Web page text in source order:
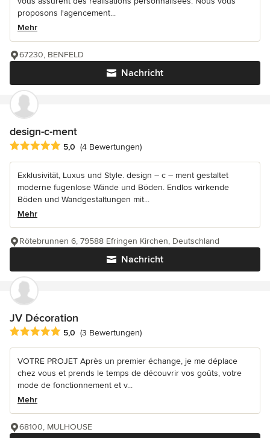
proposons l'agencement...
Mehr
Nachricht
67230, BENFELD
design-c-ment
Durchschnittliche Bewertung: 5 von 5 Sternen
5,0 (4 Bewertungen)
Exklusivität, Luxus und Style. design – c – ment gestaltet
moderne fugenlose Wände und Böden. Endlos wirkende
Böden und Wandgestaltungen mit...
Mehr
Nachricht
Rötebrunnen 6, 79588 Efringen Kirchen, Deutschland
JV Décoration
Durchschnittliche Bewertung: 5 von 5 Sternen
5,0 (3 Bewertungen)
VOTRE PROJET Après un premier échange, je me déplace
chez vous et prends le temps de découvrir vos goûts, votre
mode de fonctionnement et v...
Mehr
68100, MULHOUSE